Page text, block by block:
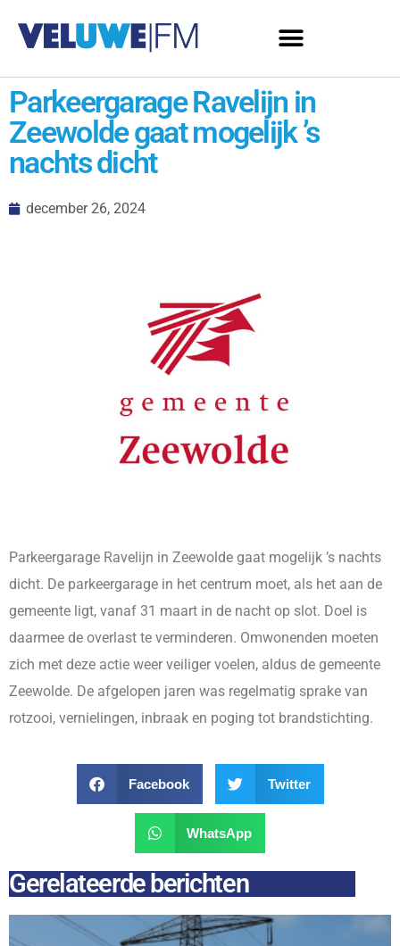
Parkeergarage Ravelijn in
Zeewolde gaat mogelijk ’s
nachts dicht
december 26, 2024
Parkeergarage Ravelijn in Zeewolde gaat mogelijk ’s nachts
dicht. De parkeergarage in het centrum moet, als het aan de
gemeente ligt, vanaf 31 maart in de nacht op slot. Doel is
daarmee de overlast te verminderen. Omwonenden moeten
zich met deze actie weer veiliger voelen, aldus de gemeente
Zeewolde. De afgelopen jaren was regelmatig sprake van
rotzooi, vernielingen, inbraak en poging tot brandstichting.
Facebook Twitter
WhatsApp
Gerelateerde berichten